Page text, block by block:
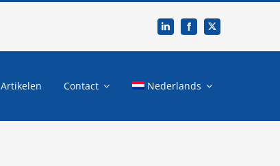
Artikelen Contact Nederlands